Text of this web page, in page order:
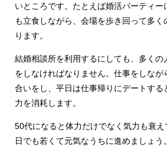
いところです。たとえば婚活パーティー
も立食しながら、会場を歩き回って多く
ります。
結婚相談所を利用するにしても、多くの
をしなければなりません。仕事をしなが
合いをし、平日は仕事帰りにデートする
力を消耗します。
50代になると体力だけでなく気力も衰え
日でも若くて元気なうちに進めましょう。